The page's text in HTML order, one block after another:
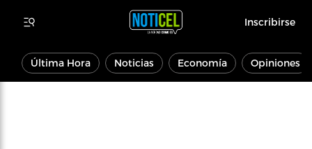
Inscribirse
Última Hora Noticias Economía Opiniones